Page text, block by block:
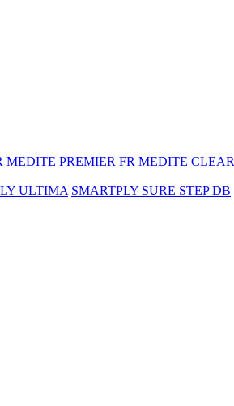
MEDITE PREMIER FR MEDITE CLEAR
ULTIMA SMARTPLY SURE STEP DB